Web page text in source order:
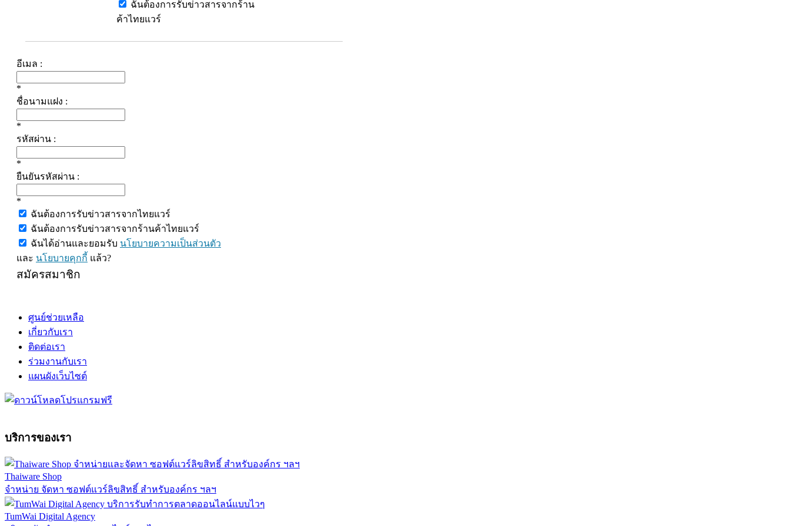
ฉันต้องการรับข่าวสารจากร้าน
ค้าไทยแวร์
อีเมล :
*
ชื่อนามแฝง :
*
รหัสผ่าน :
*
ยืนยันรหัสผ่าน :
*
ฉันต้องการรับข่าวสารจากไทยแวร์
ฉันต้องการรับข่าวสารจากร้านค้าไทยแวร์
ฉันได้อ่านและยอมรับ นโยบายความเป็นส่วนตัว
และ นโยบายคุกกี้ แล้ว?
สมัครสมาชิก
ศูนย์ช่วยเหลือ
เกี่ยวกับเรา
ติดต่อเรา
ร่วมงานกับเรา
แผนผังเว็บไซต์
บริการของเรา
Thaiware Shop
จำหน่าย จัดหา ซอฟต์แวร์ลิขสิทธิ์ สำหรับองค์กร ฯลฯ
TumWai Digital Agency